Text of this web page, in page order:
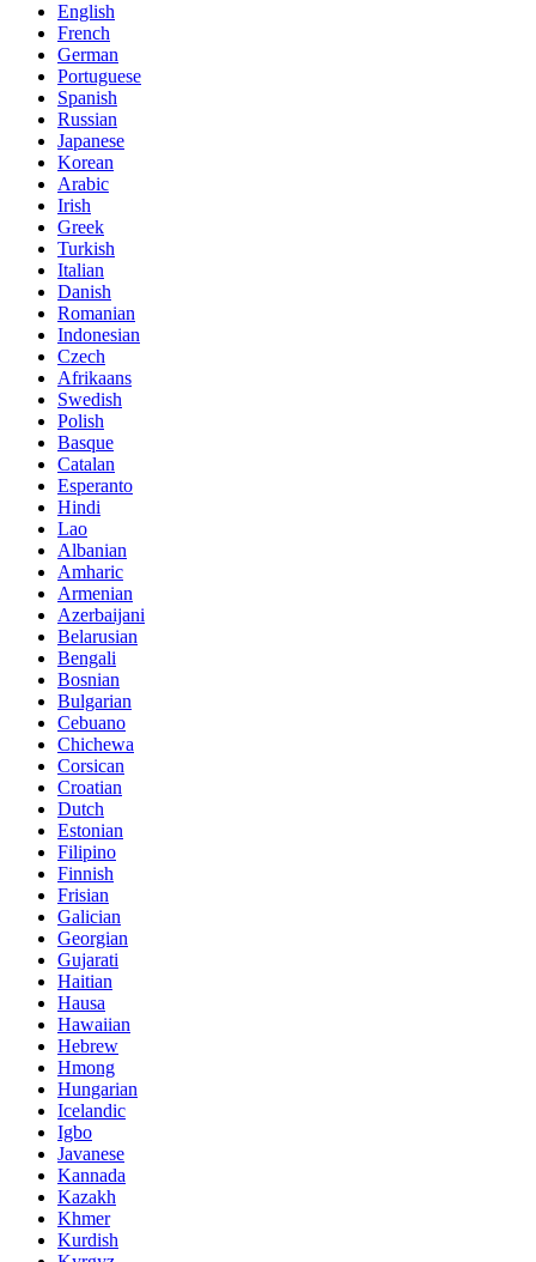
English
French
German
Portuguese
Spanish
Russian
Japanese
Korean
Arabic
Irish
Greek
Turkish
Italian
Danish
Romanian
Indonesian
Czech
Afrikaans
Swedish
Polish
Basque
Catalan
Esperanto
Hindi
Lao
Albanian
Amharic
Armenian
Azerbaijani
Belarusian
Bengali
Bosnian
Bulgarian
Cebuano
Chichewa
Corsican
Croatian
Dutch
Estonian
Filipino
Finnish
Frisian
Galician
Georgian
Gujarati
Haitian
Hausa
Hawaiian
Hebrew
Hmong
Hungarian
Icelandic
Igbo
Javanese
Kannada
Kazakh
Khmer
Kurdish